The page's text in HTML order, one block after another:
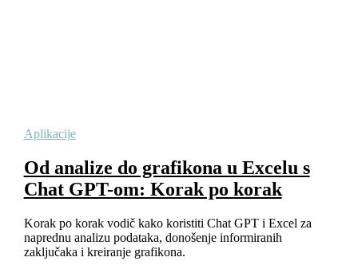
Aplikacije
Od analize do grafikona u Excelu s
Chat GPT-om: Korak po korak
Korak po korak vodič kako koristiti Chat GPT i Excel za
naprednu analizu podataka, donošenje informiranih
zaključaka i kreiranje grafikona.